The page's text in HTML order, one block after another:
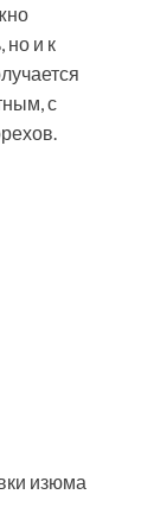
но и к
с
изюма